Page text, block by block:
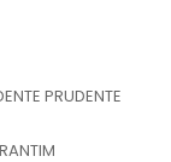
para
prevenir o
PRUDENTE